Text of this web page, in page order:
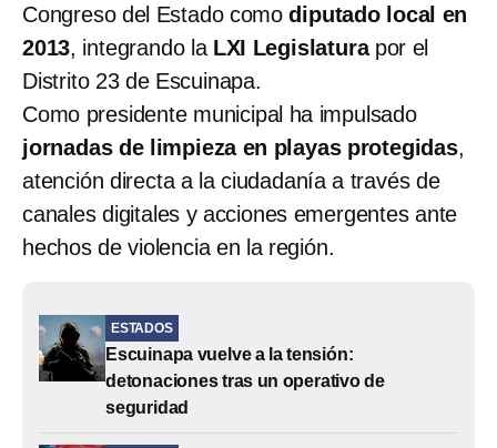
Congreso del Estado comodiputado local en
2013, integrando la LXI Legislaturapor el
Distrito 23 de Escuinapa.
Como presidente municipal ha impulsado
jornadas de limpieza en playas protegidas,
atención directa a la ciudadanía a través de
canales digitales y acciones emergentes ante
hechos de violencia en la región.
ESTADOS
Escuinapa vuelve a la tensión:
detonaciones tras un operativo de
seguridad